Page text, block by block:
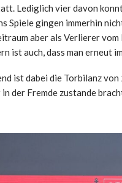
Lediglich vier davon
Spiele gingen immerhin
aber als Verlierer
ist auch, dass man erneut
ist dabei die Torbilanz
der Fremde zustande